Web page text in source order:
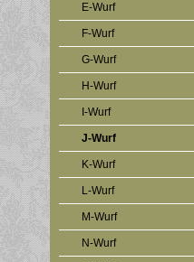
E-Wurf
F-Wurf
G-Wurf
H-Wurf
I-Wurf
J-Wurf
K-Wurf
L-Wurf
M-Wurf
N-Wurf